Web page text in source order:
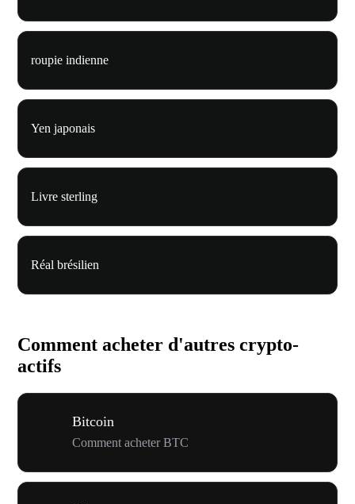
roupie indienne
Yen japonais
Livre sterling
Réal brésilien
Comment acheter d'autres crypto-
actifs
Bitcoin
Comment acheter BTC